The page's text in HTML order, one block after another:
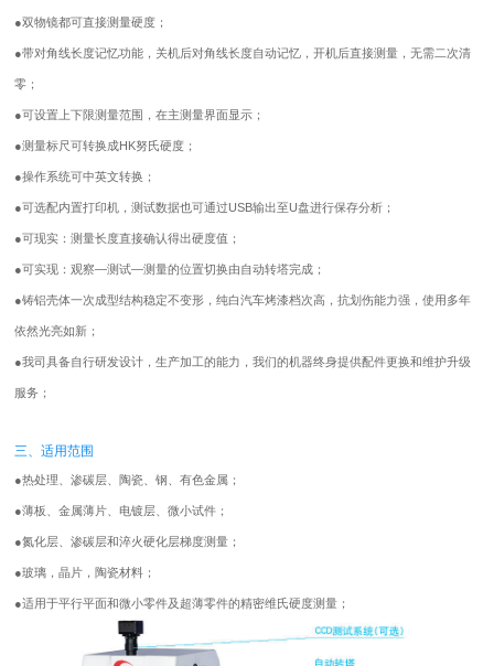
●双物镜都可直接测量硬度；
●带对角线长度记忆功能，关机后对角线长度自动记忆，开机后直接测量，无需二次清
零；
●可设置上下限测量范围，在主测量界面显示；
●测量标尺可转换成HK努氏硬度；
●操作系统可中英文转换；
●可选配内置打印机，测试数据也可通过USB输出至U盘进行保存分析；
●可现实：测量长度直接确认得出硬度值；
●可实现：观察—测试—测量的位置切换由自动转塔完成；
●铸铝壳体一次成型结构稳定不变形，纯白汽车烤漆档次高，抗划伤能力强，使用多年
依然光亮如新；
●我司具备自行研发设计，生产加工的能力，我们的机器终身提供配件更换和维护升级
服务；
三、适用范围
●热处理、渗碳层、陶瓷、钢、有色金属；
●薄板、金属薄片、电镀层、微小试件；
●氮化层、渗碳层和淬火硬化层梯度测量；
●玻璃，晶片，陶瓷材料；
●适用于平行平面和微小零件及超薄零件的精密维氏硬度测量；